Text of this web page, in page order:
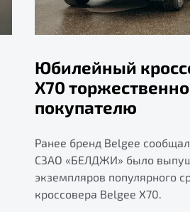
Юбилейный
X70
покупателю
Ранее бренд Belgee
СЗАО «БЕЛДЖИ» было
экземпляров популярного
кроссовера Belgee X70.